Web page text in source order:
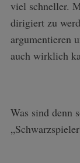
viel schneller.
dirigiert zu
argumentieren
auch wirklich
Was sind denn